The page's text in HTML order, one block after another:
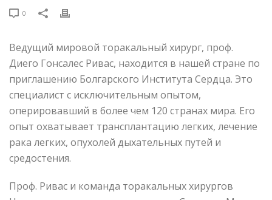
0
Ведущий мировой торакальный хирург, проф.
Диего Гонсалес Ривас, находится в нашей стране по
приглашению Болгарского Института Сердца. Это
специалист с исключительным опытом,
оперировавший в более чем 120 странах мира. Его
опыт охватывает трансплантацию легких, лечение
рака легких, опухолей дыхательных путей и
средостения.
Проф. Ривас и команда торакальных хирургов